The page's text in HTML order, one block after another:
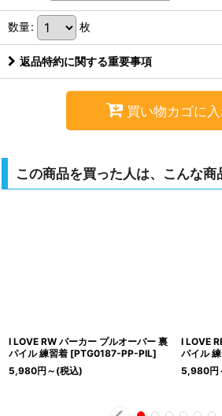
数量: 枚
返品特約に関する重要事項
買い物カゴに
この商品を買った人は、こんな
I LOVE RW パーカー プルオーバー 裏
パイル 練習着 [PTG0187-PP-PIL]
5,980円 ～ (税込)
I LOVE
パイル
5,980円